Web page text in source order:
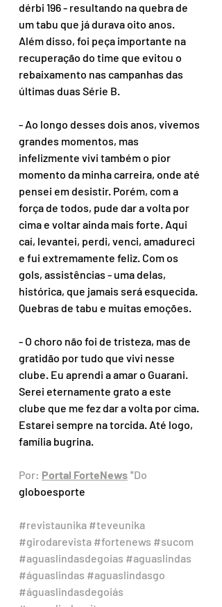
dérbi 196 - resultando na quebra de
um tabu que já durava oito anos.
Além disso, foi peça importante na
recuperação do time que evitou o
rebaixamento nas campanhas das
últimas duas Série B.
- Ao longo desses dois anos, vivemos
grandes momentos, mas
infelizmente vivi também o pior
momento da minha carreira, onde até
pensei em desistir. Porém, com a
força de todos, pude dar a volta por
cima e voltar ainda mais forte. Aqui
caí, levantei, perdi, venci, amadureci
e fui extremamente feliz. Com os
gols, assistências - uma delas,
histórica, que jamais será esquecida.
Quebras de tabu e muitas emoções.
- O choro não foi de tristeza, mas de
gratidão por tudo que vivi nesse
clube. Eu aprendi a amar o Guarani.
Serei eternamente grato a este
clube que me fez dar a volta por cima.
Estarei sempre na torcida. Até logo,
família bugrina.
Por: Portal ForteNews *Do
globoesporte
#revistaunika #teveunika
#girodarevista #fortenews #sucom
#aguaslindasdegoias #aguaslindas
#águaslindas #aguaslindasgo
#águaslindasdegoiás